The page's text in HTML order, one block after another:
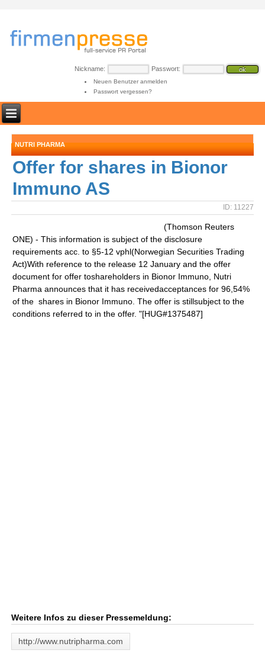
Nickname: Passwort:
Neuen Benutzer anmelden
Passwort vergessen?
NUTRI PHARMA
Offer for shares in Bionor
Immuno AS
ID: 11227
(Thomson Reuters
ONE) - This information is subject of the disclosure
requirements acc. to §5-12 vphl(Norwegian Securities Trading
Act)With reference to the release 12 January and the offer
document for offer toshareholders in Bionor Immuno, Nutri
Pharma announces that it has receivedacceptances for 96,54%
of the shares in Bionor Immuno. The offer is stillsubject to the
conditions referred to in the offer. "[HUG#1375487]
Weitere Infos zu dieser Pressemeldung:
http://www.nutripharma.com